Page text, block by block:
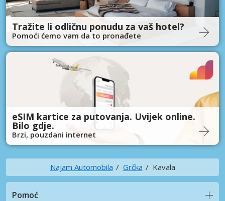
Tražite li odličnu ponudu za vaš hotel?
Pomoći ćemo vam da to pronađete
eSIM kartice za putovanja. Uvijek online.
Bilo gdje.
Brzi, pouzdani internet
Najam Automobila Grčka Kavala
Pomoć